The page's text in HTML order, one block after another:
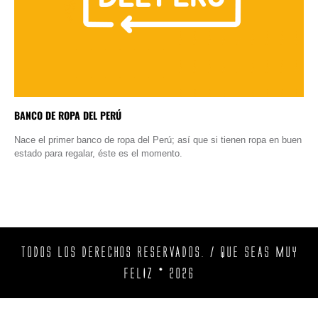
BANCO DE ROPA DEL PERÚ
Nace el primer banco de ropa del Perú; así que si tienen ropa en buen
estado para regalar, éste es el momento.
TODOS LOS DERECHOS RESERVADOS. / QUE SEAS MUY
FELIZ © 2026